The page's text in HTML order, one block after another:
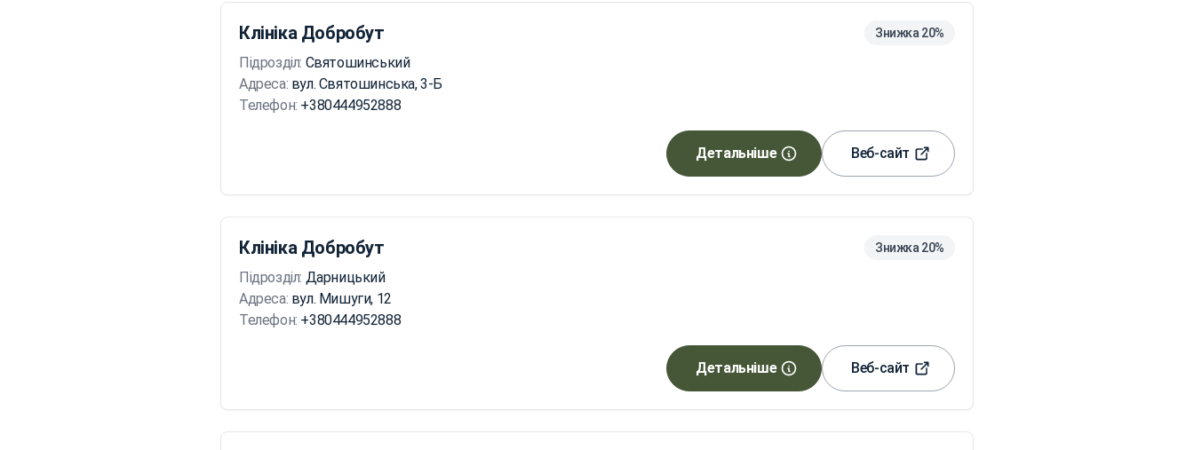
Клініка Добробут Знижка 20%
Підрозділ: Святошинський
Адреса: вул. Святошинська, 3-Б
Телефон: +380444952888
Детальніше Веб-сайт
Клініка Добробут Знижка 20%
Підрозділ: Дарницький
Адреса: вул. Мишуги, 12
Телефон: +380444952888
Детальніше Веб-сайт